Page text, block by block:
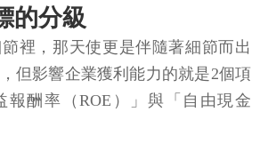
的分級
裡，那天使更是伴隨著細節而出
但影響企業獲利能力的就是2個項
報酬率（ROE）」與「自由現金